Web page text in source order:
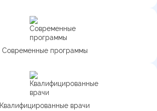
Современные программы
Квалифицированные врачи